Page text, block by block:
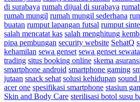
di surabaya rumah dijual di surabaya
rumah mungil rumah mungil sederhana
buatan rumput lapangan futsal rumput
salah mencatat kas salah menghitung
pipa pembungan security website SehatQ
kehamilan sewa genset sewa genset
trading situs booking online skema
smartphone android smartphone gaming
jutaan snack sehat solusi kehidupan sound
acer one spesifikasi smartphone stasiun
Skin and Body Care sterilisasi botol susu